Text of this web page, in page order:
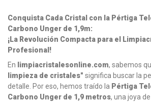
Conquista Cada Cristal con la Pértiga
Carbono Unger de 1,9m:
¡La Revolución Compacta para el
Profesional!
En limpiacristalesonline.com, sabemos
limpieza de cristales" significa buscar la
detalle. Por eso, hemos traído la Pértiga
Carbono Unger de 1,9 metros, una joya